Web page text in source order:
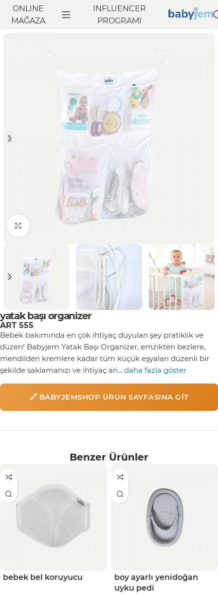
ONLINE
MAĞAZA
INFLUENCER
PROGRAMI
Anasayfa Banyo Bebek Banyo Yatağı
Click to enlarge
yatak başı organizer
ART 555
Bebek bakımında en çok ihtiyaç duyulan şey pratiklik ve
düzen! Babyjem Yatak Başı Organizer, emzikten bezlere,
mendilden kremlere kadar tüm küçük eşyaları düzenli bir
şekilde saklamanızı ve ihtiyaç an... daha fazla göster
🔗 BABYJEMSHOP ÜRÜN SAYFASINA GIT
Benzer Ürünler
bebek bel koruyucu
boy ayarlı yenidoğan
uyku pedi